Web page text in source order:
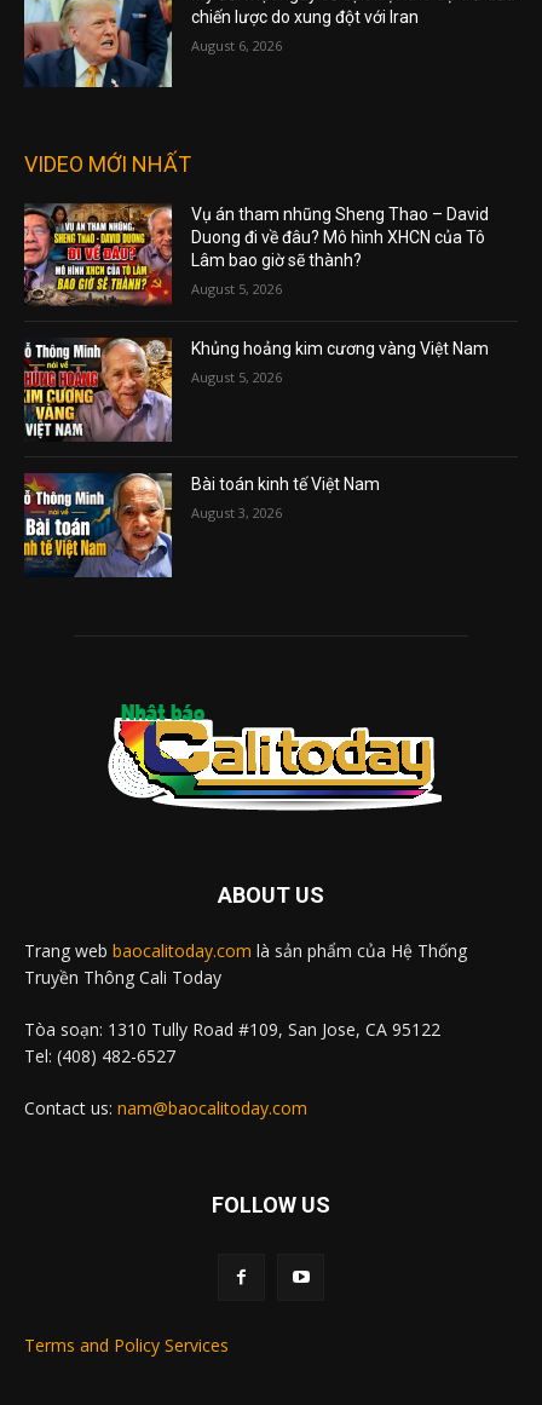
chiến lược do xung đột với Iran
August 6, 2026
VIDEO MỚI NHẤT
Vụ án tham nhũng Sheng Thao – David
Duong đi về đâu? Mô hình XHCN của Tô
Lâm bao giờ sẽ thành?
August 5, 2026
Khủng hoảng kim cương vàng Việt Nam
August 5, 2026
Bài toán kinh tế Việt Nam
August 3, 2026
ABOUT US
Trang web baocalitoday.com là sản phẩm của Hệ Thống
Truyền Thông Cali Today
Tòa soạn: 1310 Tully Road #109, San Jose, CA 95122
Tel: (408) 482-6527
Contact us: nam@baocalitoday.com
FOLLOW US
Terms and Policy Services